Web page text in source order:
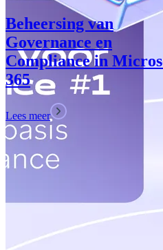
Microsoft Purview: Uw
Oplossing voor Data